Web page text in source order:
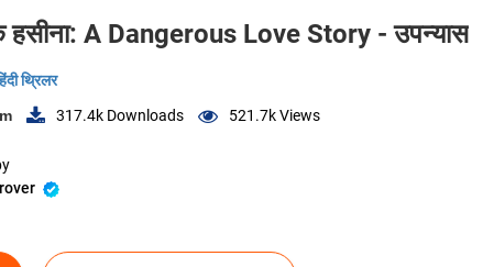
हसीना: A Dangerous Love Story -उपन्यास
थ्रिलर
317.4k Downloads 521.7kViews